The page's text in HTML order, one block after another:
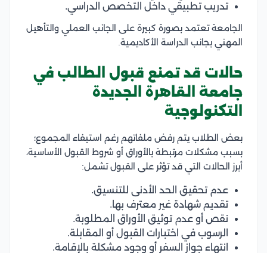
تدريب تطبيقي داخل التخصص الدراسي.
الجامعة تعتمد بصورة كبيرة على الجانب العملي والتأهيل
المهني بجانب الدراسة الأكاديمية.
حالات قد تمنع قبول الطالب في
جامعة القاهرة الجديدة
التكنولوجية
بعض الطلاب يتم رفض ملفاتهم رغم استيفاء المجموع؛
بسبب مشكلات مرتبطة بالأوراق أو شروط القبول الأساسية،
أبرز الحالات التي قد تؤثر على القبول تشمل:
عدم تحقيق الحد الأدنى للتنسيق.
تقديم شهادة غير معترف بها.
نقص أو عدم توثيق الأوراق المطلوبة.
الرسوب في اختبارات القبول أو المقابلة.
انتهاء جواز السفر أو وجود مشكلة بالإقامة.